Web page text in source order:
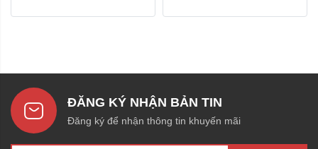
ĐĂNG KÝ NHẬN BẢN TIN
Đăng ký để nhận thông tin khuyến mãi